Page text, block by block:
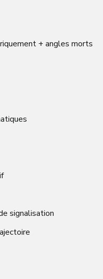
+ angles morts
signalisation